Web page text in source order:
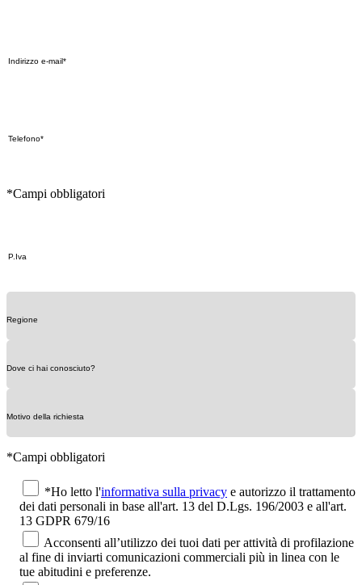
*Campi obbligatori
*Campi obbligatori
*Ho letto l'informativa sulla privacy e autorizzo il trattamento
dei dati personali in base all'art. 13 del D.Lgs. 196/2003 e all'art.
13 GDPR 679/16
Acconsenti all’utilizzo dei tuoi dati per attività di profilazione
al fine di inviarti comunicazioni commerciali più in linea con le
tue abitudini e preferenze.